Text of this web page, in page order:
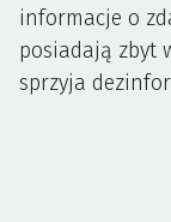
informacje o
posiadają zbyt
sprzyja